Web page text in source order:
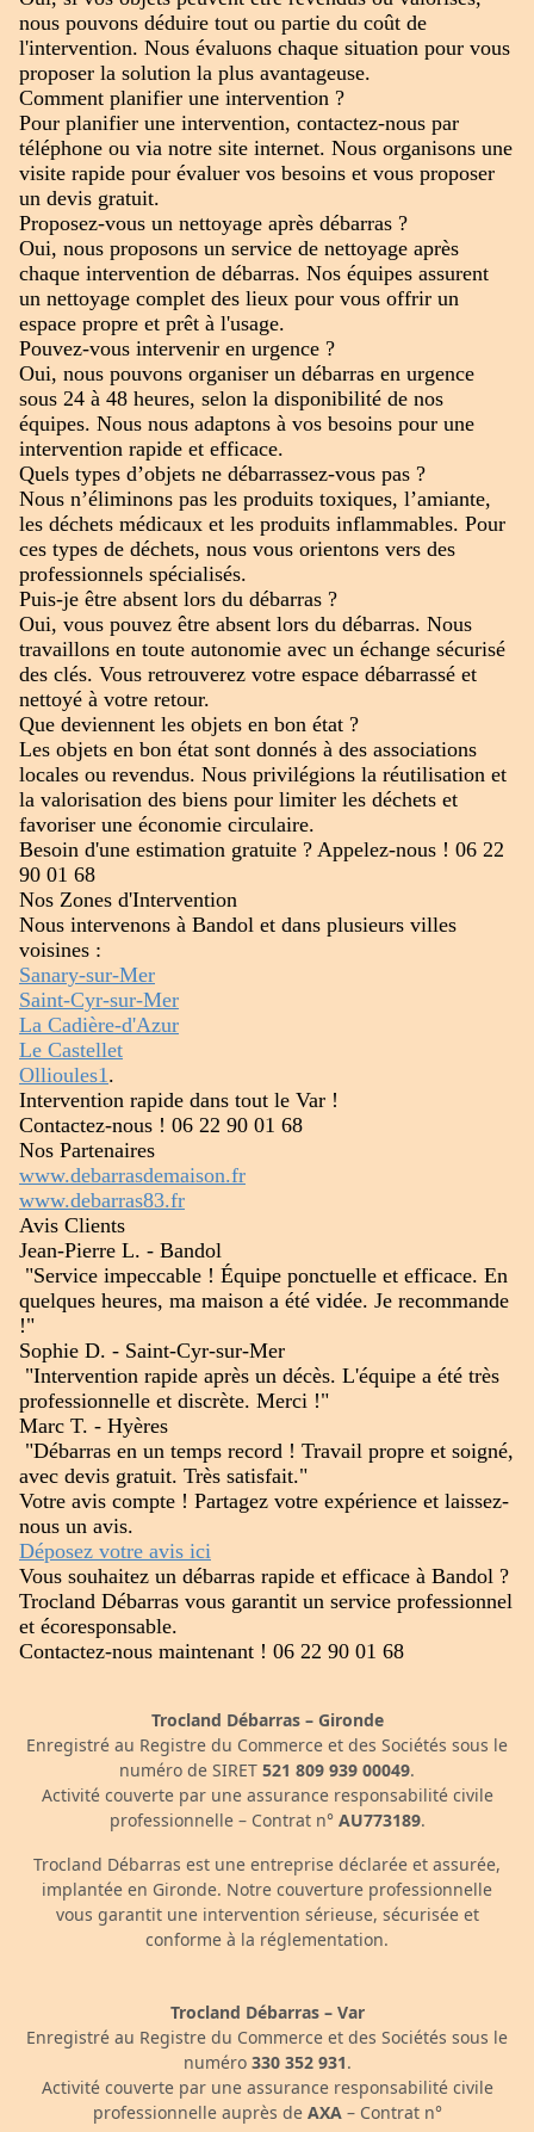
nous pouvons déduire tout ou partie du coût de
l'intervention. Nous évaluons chaque situation pour vous
proposer la solution la plus avantageuse.
Comment planifier une intervention ?
Pour planifier une intervention, contactez-nous par
téléphone ou via notre site internet. Nous organisons une
visite rapide pour évaluer vos besoins et vous proposer
un devis gratuit.
Proposez-vous un nettoyage après débarras ?
Oui, nous proposons un service de nettoyage après
chaque intervention de débarras. Nos équipes assurent
un nettoyage complet des lieux pour vous offrir un
espace propre et prêt à l'usage.
Pouvez-vous intervenir en urgence ?
Oui, nous pouvons organiser un débarras en urgence
sous 24 à 48 heures, selon la disponibilité de nos
équipes. Nous nous adaptons à vos besoins pour une
intervention rapide et efficace.
Quels types d’objets ne débarrassez-vous pas ?
Nous n’éliminons pas les produits toxiques, l’amiante,
les déchets médicaux et les produits inflammables. Pour
ces types de déchets, nous vous orientons vers des
professionnels spécialisés.
Puis-je être absent lors du débarras ?
Oui, vous pouvez être absent lors du débarras. Nous
travaillons en toute autonomie avec un échange sécurisé
des clés. Vous retrouverez votre espace débarrassé et
nettoyé à votre retour.
Que deviennent les objets en bon état ?
Les objets en bon état sont donnés à des associations
locales ou revendus. Nous privilégions la réutilisation et
la valorisation des biens pour limiter les déchets et
favoriser une économie circulaire.
Besoin d'une estimation gratuite ? Appelez-nous ! 06 22
90 01 68
Nos Zones d'Intervention
Nous intervenons à Bandol et dans plusieurs villes
voisines :
Sanary-sur-Mer
Saint-Cyr-sur-Mer
La Cadière-d'Azur
Le Castellet
Ollioules1.
Intervention rapide dans tout le Var !
Contactez-nous ! 06 22 90 01 68
Nos Partenaires
www.debarrasdemaison.fr
www.debarras83.fr
Avis Clients
Jean-Pierre L. - Bandol
️ "Service impeccable ! Équipe ponctuelle et efficace. En
quelques heures, ma maison a été vidée. Je recommande
!"
Sophie D. - Saint-Cyr-sur-Mer
️ "Intervention rapide après un décès. L'équipe a été très
professionnelle et discrète. Merci !"
Marc T. - Hyères
️ "Débarras en un temps record ! Travail propre et soigné,
avec devis gratuit. Très satisfait."
Votre avis compte ! Partagez votre expérience et laissez-
nous un avis.
Déposez votre avis ici
Vous souhaitez un débarras rapide et efficace à Bandol ?
Trocland Débarras vous garantit un service professionnel
et écoresponsable.
Contactez-nous maintenant ! 06 22 90 01 68
Trocland Débarras – Gironde
Enregistré au Registre du Commerce et des Sociétés sous le
numéro de SIRET 521 809 939 00049.
Activité couverte par une assurance responsabilité civile
professionnelle – Contrat n° AU773189.
Trocland Débarras est une entreprise déclarée et assurée,
implantée en Gironde. Notre couverture professionnelle
vous garantit une intervention sérieuse, sécurisée et
conforme à la réglementation.
Trocland Débarras – Var
Enregistré au Registre du Commerce et des Sociétés sous le
numéro 330 352 931.
Activité couverte par une assurance responsabilité civile
professionnelle auprès de AXA– Contrat n°